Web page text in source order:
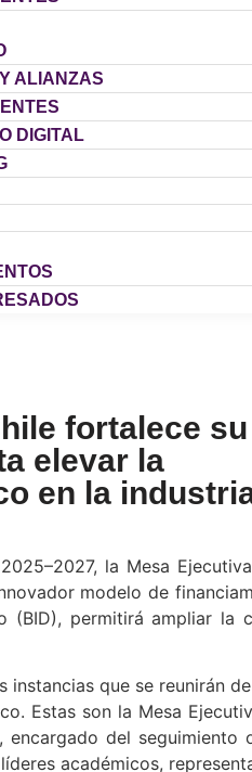
ALIANZAS
DIGITAL
fortalece su
elevar la
en la
la Mesa
modelo de
(BID), permitirá ampliar
instancias que se reunirán
Estas son la Mesa
del
académicos,